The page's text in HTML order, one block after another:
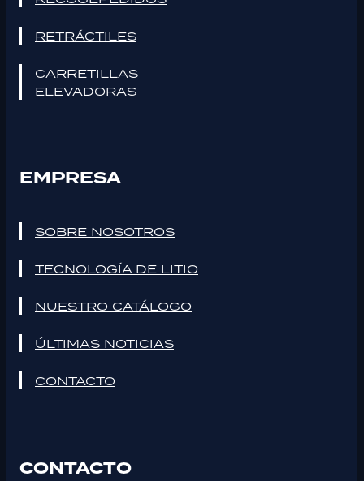
RETRÁCTILES
CARRETILLAS
ELEVADORAS
EMPRESA
SOBRE NOSOTROS
TECNOLOGÍA DE LITIO
NUESTRO CATÁLOGO
ÚLTIMAS NOTICIAS
CONTACTO
CONTACTO